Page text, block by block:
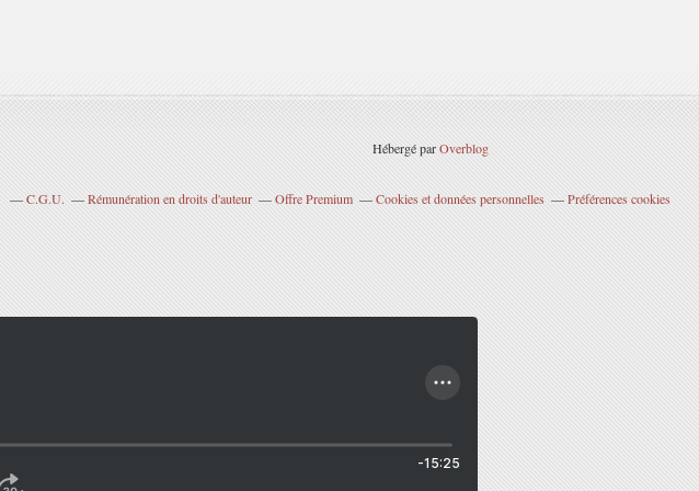
Hébergé parOverblog
C.G.U. Rémunération en droits d'auteur Offre Premium Cookies et données personnelles Préférences cookies
-15:25